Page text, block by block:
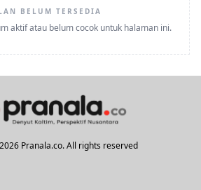
BELUM TERSEDIA
aktif atau belum cocok untuk halaman ini.
Pranala.co. All rights reserved